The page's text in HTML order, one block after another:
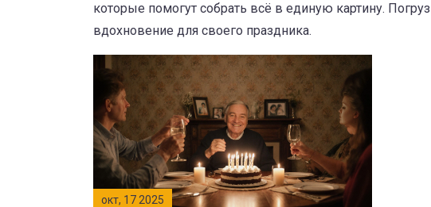
которые помогут собрать всё в единую картину.
вдохновение для своего праздника.
окт, 17 2025